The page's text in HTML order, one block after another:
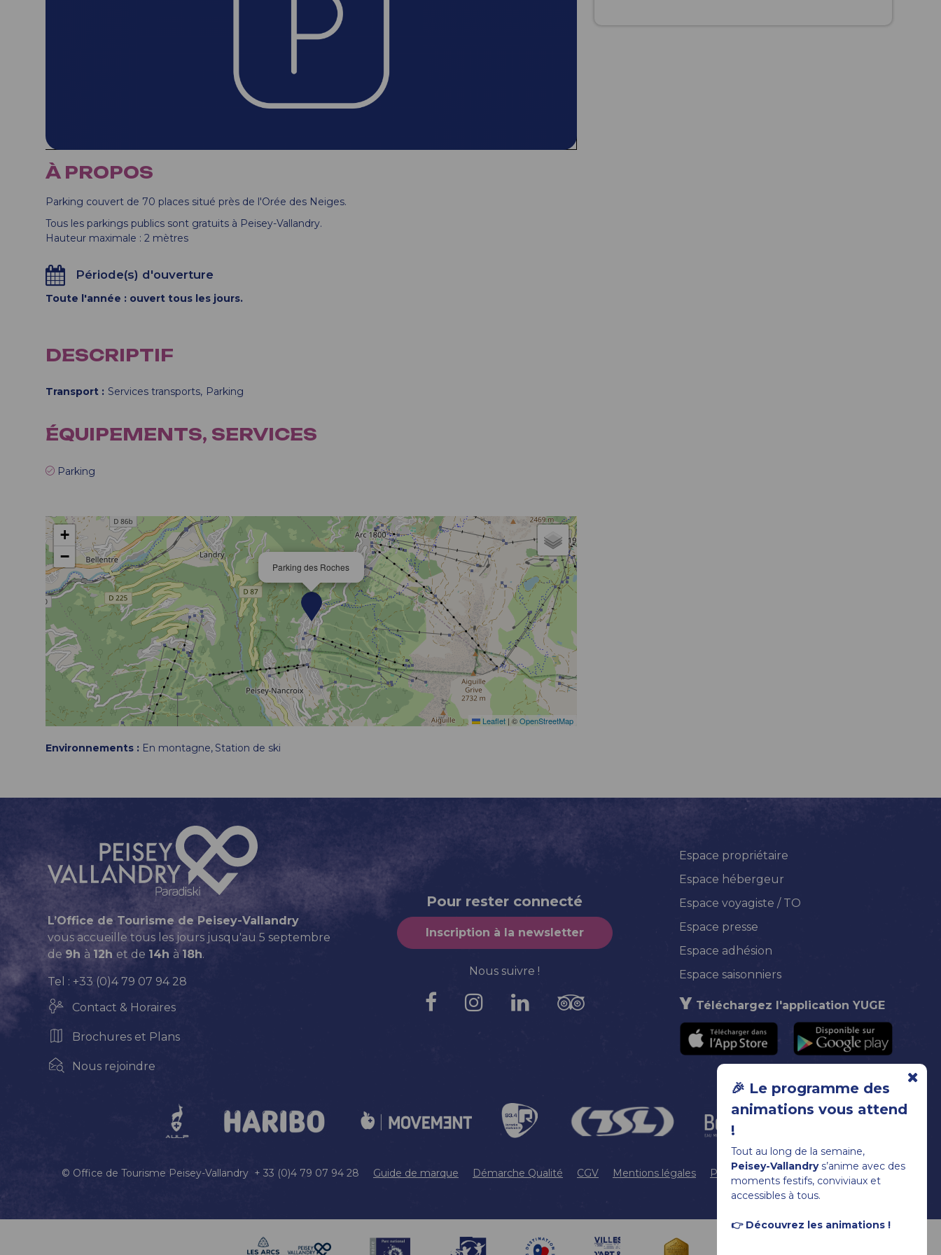
🎉 Le programme des
animations vous attend
!
Tout au long de la semaine,
Peisey-Vallandrys’anime avec des
moments festifs, conviviaux et
accessibles à tous.
👉 Découvrez les animations !
À PROPOS
Parking couvert de 70 places situé près de l'Orée des Neiges.
Tous les parkings publics sont gratuits à Peisey-Vallandry.
Hauteur maximale : 2 mètres
Période(s) d'ouverture
Toute l'année : ouvert tous les jours.
DESCRIPTIF
Transport Services transports Parking
ÉQUIPEMENTS, SERVICES
Parking
Parking des Roches
+
−
Leaflet | ©OpenStreetMap
Environnements : En montagne Station de ski
L’Office de Tourisme de Peisey-Vallandry
vous accueille tous les jours jusqu'au 5 septembre
de 9h à 12h et de 14h à18h.
Tel : +33 (0)4 79 07 94 28
Contact & Horaires
Brochures et Plans
Nous rejoindre
Pour rester connecté
Inscription à la newsletter
Nous suivre !
Espace propriétaire
Espace hébergeur
Espace voyagiste / TO
Espace presse
Espace adhésion
Espace saisonniers
Téléchargez l'application YUGE
© Office de Tourisme Peisey-Vallandry + 33 (0)4 79 07 94 28 Guide de marque Démarche Qualité CGV Mentions légales Plan du site Gestion des cookies